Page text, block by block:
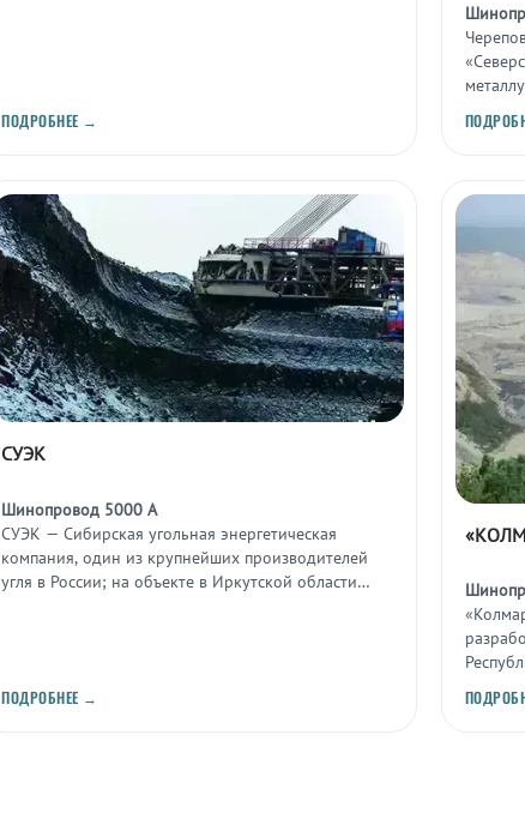
ПОДРОБНЕЕ →
СУЭК
Шинопровод 5000 А
СУЭК — Сибирская угольная энергетическая
компания, один из крупнейших производителей
угля в России; на объекте в Иркутской области
ПОДРОБНЕЕ →